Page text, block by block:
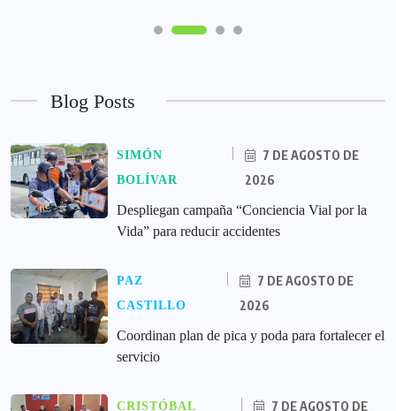
Blog Posts
SIMÓN
BOLÍVAR
7 DE AGOSTO DE
2026
‎Despliegan campaña “Conciencia Vial por la
Vida” para reducir accidentes
PAZ
CASTILLO
7 DE AGOSTO DE
2026
Coordinan plan de pica y poda para fortalecer el
servicio
CRISTÓBAL 7 DE AGOSTO DE